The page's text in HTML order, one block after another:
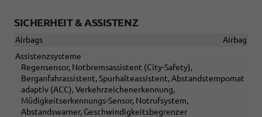
SICHERHEIT & ASSISTENZ
Airbags
Airbag
Assistenzsysteme
Regensensor, Notbremsassistent (City-Safety),
Berganfahrassistent, Spurhalteassistent, Abstandstempomat
adaptiv (ACC), Verkehrzeichenerkennung,
Müdigkeitserkennungs-Sensor, Notrufsystem,
Abstandswarner, Geschwindigkeitsbegrenzer